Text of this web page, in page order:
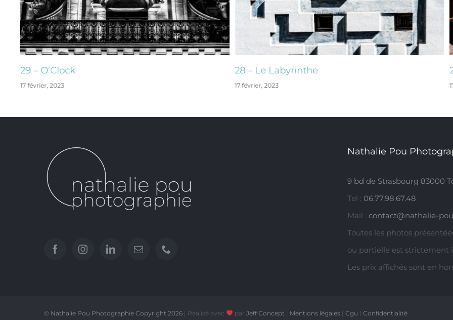
29 – O’Clock
17 février, 2023
28 – Le Labyrinthe
17 février, 2023
Nathalie Pou
9 bd de Strasbourg 83000
Tel : 06.77.98.67.48
Mail : contact@nathalie-
Toutes les photos
ou partielle est strictement
Les prix affichés sont en
© Nathalie Pou Photographie Copyright 2026 | Réalisé avec par Jeff Concept| Mentions légales| Cgu | Confidentialité